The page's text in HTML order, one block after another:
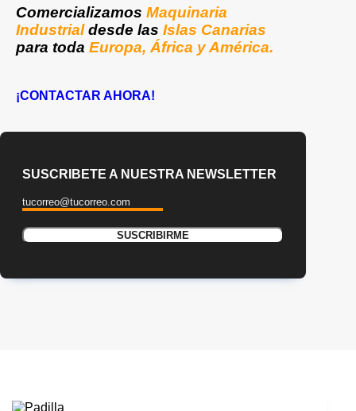
Comercializamos Maquinaria
Industrialdesde las Islas Canarias
para toda Europa, África y América.
¡CONTACTAR AHORA!
SUSCRIBETE A NUESTRA NEWSLETTER